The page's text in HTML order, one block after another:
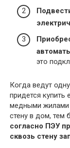
это
Когда ведут
придется
медными жилами
стену в дом, тем
согласно ПЭУ
сквозь стену